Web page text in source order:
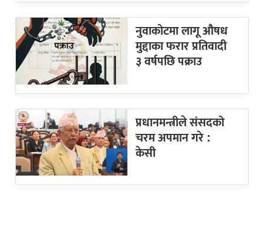
नुवाकोटमा लागू औषध
मुद्दाका फरार प्रतिवादी
३ वर्षपछि पक्राउ
प्रधानमन्त्रीले संसदको
चरम अपमान गरे :
केसी